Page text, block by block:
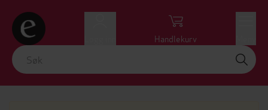
Handlekurv